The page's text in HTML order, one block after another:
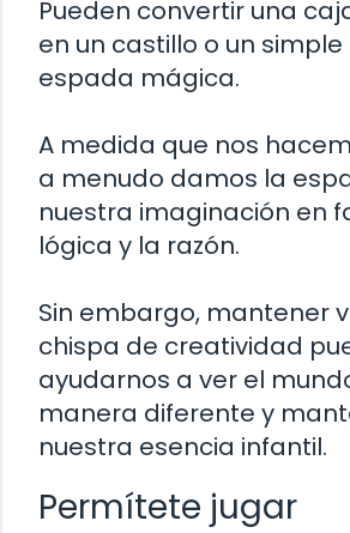
Pueden convertir una
en un castillo o un
espada mágica.
A medida que nos
a menudo damos la
nuestra imaginación en
lógica y la razón.
Sin embargo, mantener
chispa de creatividad
ayudarnos a ver el
manera diferente y
nuestra esencia infantil.
Permítete jugar